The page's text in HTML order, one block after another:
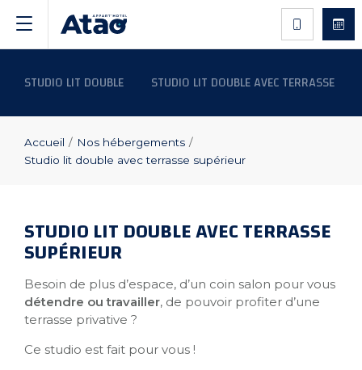
STUDIO LIT DOUBLE STUDIO LIT DOUBLE AVEC TERRASSE
Accueil / Nos hébergements /
Studio lit double avec terrasse supérieur
STUDIO LIT DOUBLE AVEC TERRASSE
SUPÉRIEUR
Besoin de plus d’espace, d’un coin salon pour vous
détendre ou travailler, de pouvoir profiter d’une
terrasse privative ?
Ce studio est fait pour vous !